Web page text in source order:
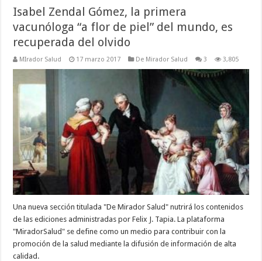
Isabel Zendal Gómez, la primera
vacunóloga “a flor de piel” del mundo, es
recuperada del olvido
MIrador Salud 17 marzo 2017 De Mirador Salud 3 3,805
Una nueva sección titulada "De Mirador Salud" nutrirá los contenidos
de las ediciones administradas por Felix J. Tapia. La plataforma
"MiradorSalud" se define como un medio para contribuir con la
promoción de la salud mediante la difusión de información de alta
calidad.